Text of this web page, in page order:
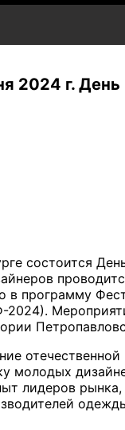
2024 г.
состоится
программу
молодых
лидеров